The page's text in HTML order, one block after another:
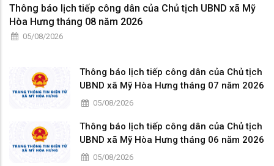
Thông báo lịch tiếp công dân của Chủ tịch UBND xã Mỹ
Hòa Hưng tháng 08 năm 2026
05/08/2026
Thông báo lịch tiếp công dân của Chủ tịch
UBND xã Mỹ Hòa Hưng tháng 07 năm 2026
05/08/2026
Thông báo lịch tiếp công dân của Chủ tịch
UBND xã Mỹ Hòa Hưng tháng 06 năm 2026
05/08/2026